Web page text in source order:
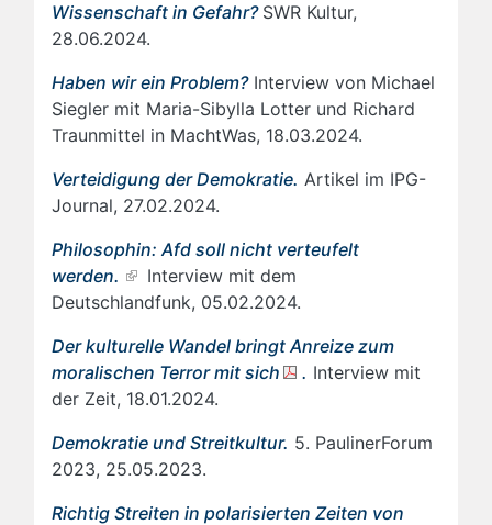
Wissenschaft in Gefahr? SWR Kultur,
28.06.2024.
Haben wir ein Problem?Interview von Michael
Siegler mit Maria-Sibylla Lotter und Richard
Traunmittel in MachtWas, 18.03.2024.
Verteidigung der Demokratie. Artikel im IPG-
Journal, 27.02.2024.
Philosophin: Afd soll nicht verteufelt
werden.
Interview mit dem
Deutschlandfunk, 05.02.2024.
Der kulturelle Wandel bringt Anreize zum
moralischen Terror mit sich
. Interview mit
der Zeit, 18.01.2024.
Demokratie und Streitkultur. 5. PaulinerForum
2023, 25.05.2023.
Richtig Streiten in polarisierten Zeiten von